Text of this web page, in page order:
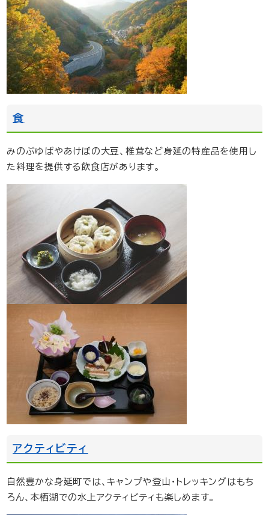
食
みのぶゆばやあけぼの大豆、椎茸など身延の特産品を使用し
た料理を提供する飲食店があります。
アクティビティ
自然豊かな身延町では、キャンプや登山・トレッキングはもち
ろん、本栖湖での水上アクティビティも楽しめます。